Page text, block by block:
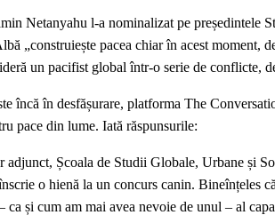
Netanyahu l-a nominalizat pe președintele
„construiește pacea chiar în acest moment,
un pacifist global într-o serie de conflicte,
încă în desfășurare, platforma The
pace din lume. Iată răspunsurile:
adjunct, Școala de Studii Globale, Urbane și
o hienă la un concurs canin. Bineînțeles
ca și cum am mai avea nevoie de unul – al